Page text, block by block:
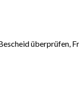
überprüfen,